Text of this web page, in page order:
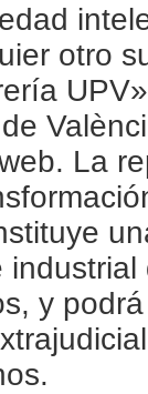
otro
La
y